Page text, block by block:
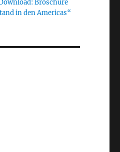
Broschüre
in den Americas“